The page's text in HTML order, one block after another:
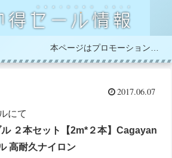
2017.06.07
にて
２本セット【2m*２本】Cagayan
高耐久ナイロン